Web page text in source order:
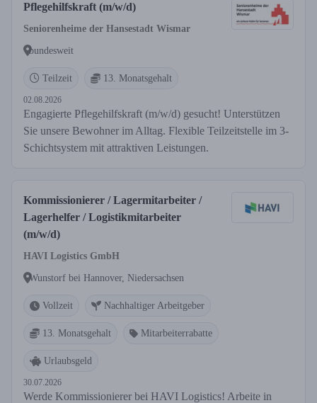
Pflegehilfskraft (m/w/d)
Seniorenheime der Hansestadt Wismar
bundesweit
Teilzeit 13. Monatsgehalt
02.08.2026
Engagierte Pflegehilfskraft (m/w/d) gesucht! Unterstützen
Sie unsere Bewohner im Alltag. Flexible Teilzeitstelle im 3-
Schichtsystem mit attraktiven Leistungen.
Kommissionierer / Lagermitarbeiter /
Lagerhelfer / Logistikmitarbeiter
(m/w/d)
HAVI Logistics GmbH
Wunstorf bei Hannover, Niedersachsen
Vollzeit Nachhaltiger Arbeitgeber
13. Monatsgehalt Mitarbeiterrabatte
Urlaubsgeld
30.07.2026
Werde Kommissionierer bei HAVI Logistics! Arbeite in